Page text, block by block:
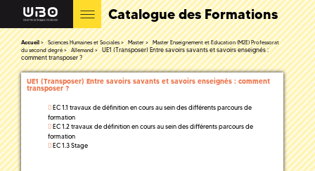
Catalogue des Formations
Accueil Sciences Humaines et Sociales Master
Master Enseignement et Education (M2E) Professorat
du second degré
Allemand
UE1 (Transposer) Entre savoirs savants et savoirs enseignés :
comment transposer ?
UE1 (Transposer) Entre savoirs savants et savoirs enseignés : comment
transposer ?
EC 1.1 travaux de définition en cours au sein des différents parcours de
formation
EC 1.2 travaux de définition en cours au sein des différents parcours de
formation
EC 1.3 Stage